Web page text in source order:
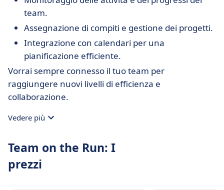
team.
Assegnazione di compiti e gestione dei progetti.
Integrazione con calendari per una
pianificazione efficiente.
Vorrai sempre connesso il tuo team per
raggiungere nuovi livelli di efficienza e
collaborazione.
Vedere più
Team on the Run: I
prezzi